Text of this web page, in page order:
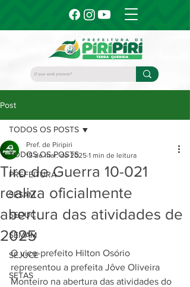
Post
TODOS OS POSTS
PREFEITURA
SESAM
SEDUC
SEMAM
SEJUCE
SETAS
TODOS OS POSTS
Tiro de Guerra 10-021
realiza oficialmente
abertura das atividades de
2025
Pref. de Piripiri
15 de mar. de 2025 1 min de leitura
O vice-prefeito Hilton Osório
representou a prefeita Jôve Oliveira
Monteiro na abertura das atividades do